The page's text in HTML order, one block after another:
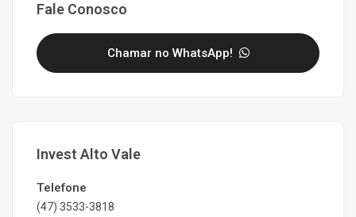
Fale Conosco
Chamar no WhatsApp!
Invest Alto Vale
Telefone
(47) 3533-3818